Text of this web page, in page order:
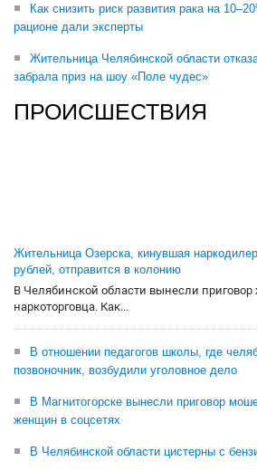
Как снизить риск развития рака на
рационе дали эксперты
Жительница Челябинской области
забрала приз на шоу «Поле чудес»
ПРОИСШЕСТВИЯ
Жительница Озерска, кинувшая
рублей, отправится в колонию
В Челябинской области вынесли
наркоторговца. Как...
В отношении педагогов школы, где
позвоночник, возбудили уголовное дело
В Магнитогорске вынесли приговор
женщин в соцсетях
В Челябинской области цистерны с